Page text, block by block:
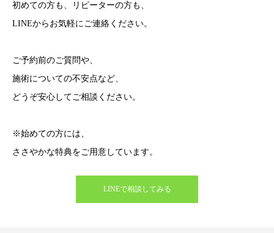
初めての方も、リピーターの方も、
LINEからお気軽にご連絡ください。
ご予約前のご質問や、
施術についての不安点など、
どうぞ安心してご相談ください。
※始めての方には、
ささやかな特典をご用意しています。
LINEで相談してみる